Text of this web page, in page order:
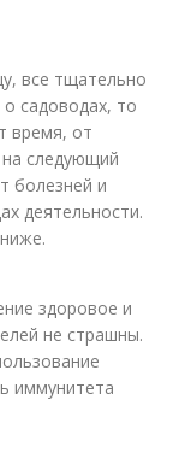
все тщательно
садоводах, то
время, от
следующий
болезней и
деятельности.
здоровое и
не страшны.
иммунитета